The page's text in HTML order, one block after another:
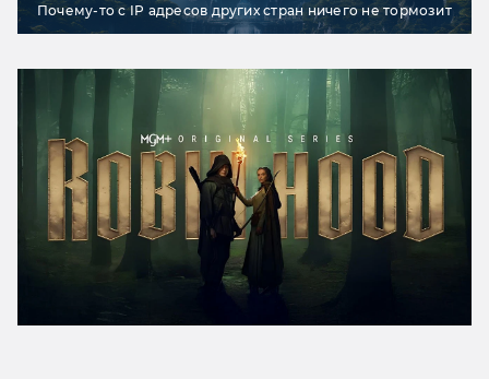
Почему-то с IP адресов других стран ничего не тормозит